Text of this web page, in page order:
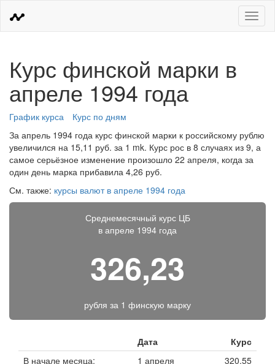
Меню
Курс финской марки в
апреле 1994 года
График курса
Курс по дням
За апрель 1994 года курс финской марки к российскому рублю
увеличился на 15,11 руб. за 1 mk. Курс рос в 8 случаях из 9, а
самое серьёзное изменение произошло 22 апреля, когда за
один день марка прибавила 4,26 руб.
См. также: курсы валют в апреле 1994 года
Среднемесячный курс ЦБ
в апреле 1994 года
326,23
рубля за 1 финскую марку
Дата
Курс
В начале месяца:
1 апреля
320,55